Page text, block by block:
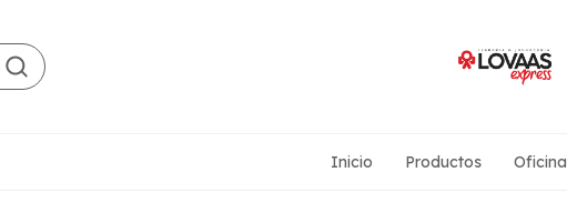
Inicio Productos Oficina